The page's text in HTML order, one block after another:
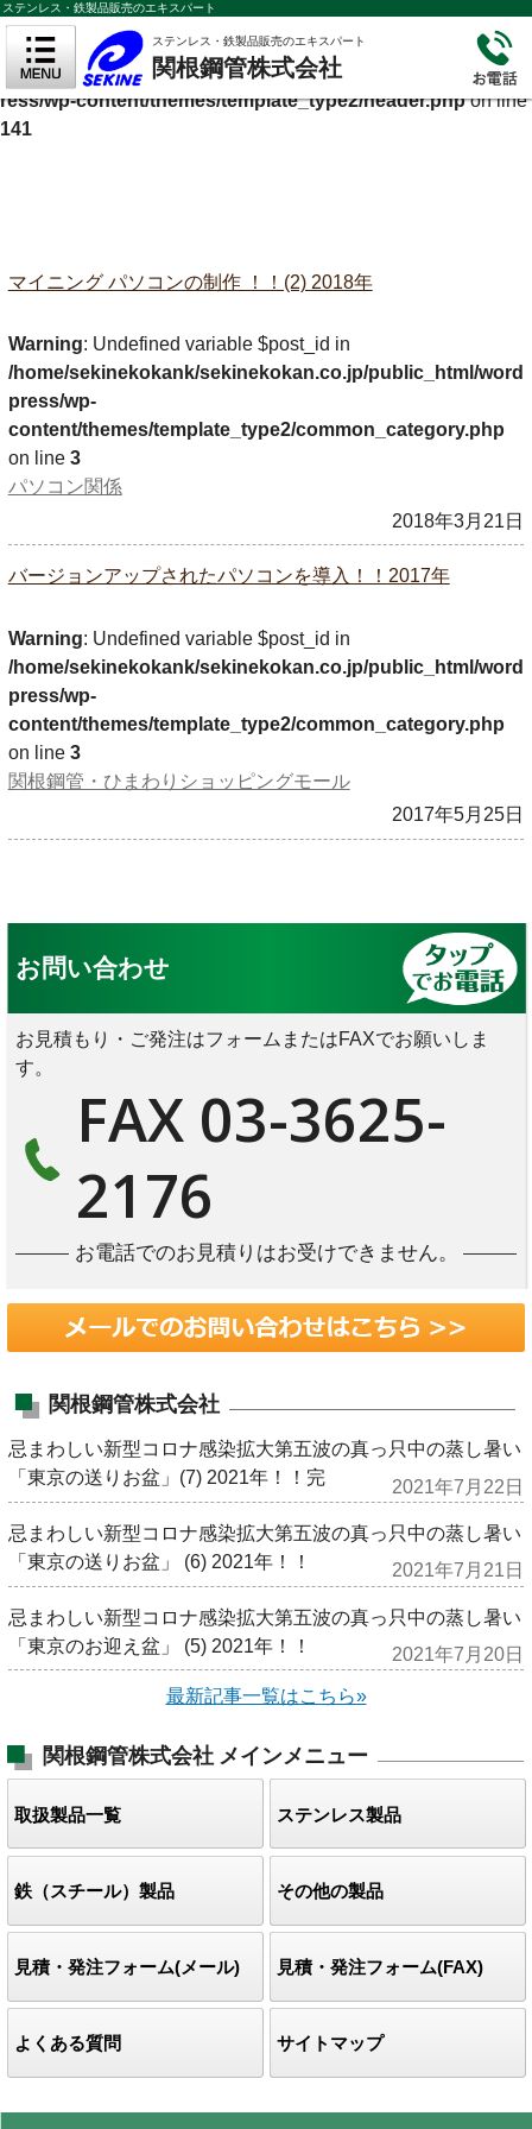
Warning
: Undefined variable $cf_description in
/home/sekinekokank/sekinekokan.co.jp/public_html/wordp
ress/wp-content/themes/template_type2/header.phpon line
141
ステンレス・鉄製品販売のエキスパート
ステンレス・鉄製品販売のエキスパート
関根鋼管株式会社
マイニング パソコンの制作 ！！(2) 2018年
Warning: Undefined variable $post_id in
/home/sekinekokank/sekinekokan.co.jp/public_html/word
press/wp-
content/themes/template_type2/common_category.php
on line 3
パソコン関係
2018年3月21日
バージョンアップされたパソコンを導入！！2017年
Warning: Undefined variable $post_id in
/home/sekinekokank/sekinekokan.co.jp/public_html/word
press/wp-
content/themes/template_type2/common_category.php
on line 3
関根鋼管・ひまわりショッピングモール
2017年5月25日
お問い合わせ
お見積もり・ご発注はフォームまたはFAXでお願いしま
す。
FAX 03-3625-
2176
お電話でのお見積りはお受けできません。
関根鋼管株式会社
忌まわしい新型コロナ感染拡大第五波の真っ只中の蒸し暑い
「東京の送りお盆」(7) 2021年！！完
2021年7月22日
忌まわしい新型コロナ感染拡大第五波の真っ只中の蒸し暑い
「東京の送りお盆」 (6) 2021年！！
2021年7月21日
忌まわしい新型コロナ感染拡大第五波の真っ只中の蒸し暑い
「東京のお迎え盆」 (5) 2021年！！
2021年7月20日
最新記事一覧はこちら»
関根鋼管株式会社 メインメニュー
取扱製品一覧 ステンレス製品
鉄（スチール）製品 その他の製品
見積・発注フォーム(メール) 見積・発注フォーム(FAX)
よくある質問 サイトマップ